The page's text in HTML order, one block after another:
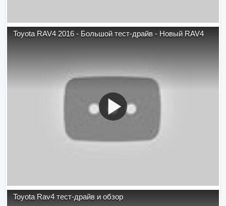
Toyota RAV4 2016 - Большой тест-драйв - Новый RAV4
Toyota Rav4 тест-драйв и обзор